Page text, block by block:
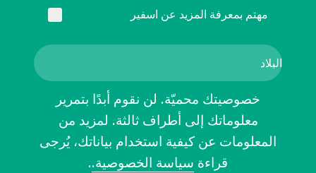
مهتم بمعرفة المزيد عن اسفير
خصوصيتك محميّة. لن نقوم أبدًا بتمرير
معلوماتك إلى أطراف ثالثة. لمزيد من
المعلومات عن كيفية استخدام بياناتك، يُرجى
قراءة سياسة الخصوصية..